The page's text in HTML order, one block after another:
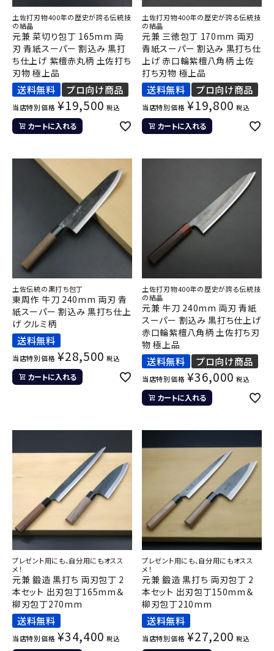
土佐打刃物400年の歴史が誇る伝統技
の結晶
元兼 菜切り包丁 165mm 両
刃 青紙スーパー 割込み 黒打
ち仕上げ 紫檀赤丸柄 土佐打ち
刃物 極上品
送料無料 プロ向け商品
当店特別価格 ¥19,500 税込
カートに入れる
土佐打刃物400年の歴史が誇る伝統技
の結晶
元兼 三徳包丁 170mm 両刃
青紙スーパー 割込み 黒打ち仕
上げ 赤口輪紫檀八角柄 土佐
打ち刃物 極上品
送料無料 プロ向け商品
当店特別価格 ¥19,800 税込
カートに入れる
土佐伝統の黒打ち包丁
東周作 牛刀 240mm 両刃 青
紙スーパー 割込み 黒打ち仕上
げ クルミ柄
送料無料
当店特別価格 ¥28,500 税込
カートに入れる
土佐打刃物400年の歴史が誇る伝統技
の結晶
元兼 牛刀 240mm 両刃 青紙
スーパー 割込み 黒打ち仕上げ
赤口輪紫檀八角柄 土佐打ち刃
物 極上品
送料無料 プロ向け商品
当店特別価格 ¥36,000 税込
カートに入れる
プレゼント用にも、自分用にもオスス
メ！
元兼 鍛造 黒打ち 両刃包丁 2
本セット 出刃包丁165mm＆
柳刃包丁270mm
送料無料
当店特別価格 ¥34,400 税込
プレゼント用にも、自分用にもオスス
メ！
元兼 鍛造 黒打ち 両刃包丁 2
本セット 出刃包丁150mm＆
柳刃包丁210mm
送料無料
当店特別価格 ¥27,200 税込